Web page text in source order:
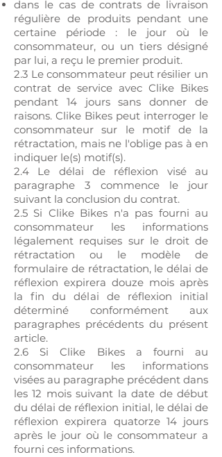
dans le cas de contrats de livraison
régulière de produits pendant une
certaine période : le jour où le
consommateur, ou un tiers désigné
par lui, a reçu le premier produit.
2.3 Le consommateur peut résilier un
contrat de service avec Clike Bikes
pendant 14 jours sans donner de
raisons. Clike Bikes peut interroger le
consommateur sur le motif de la
rétractation, mais ne l'oblige pas à en
indiquer le(s) motif(s).
2.4 Le délai de réflexion visé au
paragraphe 3 commence le jour
suivant la conclusion du contrat.
2.5 Si Clike Bikes n'a pas fourni au
consommateur les informations
légalement requises sur le droit de
rétractation ou le modèle de
formulaire de rétractation, le délai de
réflexion expirera douze mois après
la fin du délai de réflexion initial
déterminé conformément aux
paragraphes précédents du présent
article.
2.6 Si Clike Bikes a fourni au
consommateur les informations
visées au paragraphe précédent dans
les 12 mois suivant la date de début
du délai de réflexion initial, le délai de
réflexion expirera quatorze 14 jours
après le jour où le consommateur a
fourni ces informations.